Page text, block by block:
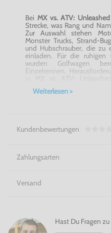
Bei MX vs. ATV:
Strecke, was Rang und
Zur Auswahl stehen
Monster Trucks, Strand-
und Hubschrauber, die zu
einladen. Für die ruhigen
wurden Golfwagen
Einzelrennen,
Einstieg und bringen im
Action auf den
Fahrzeuge tunen und an
Freeride-Modus können
nächsten Championship-
der Physik-Engine
und ist nicht nur etwas für
Weiterlesen >
Kundenbewertungen
Zahlungsarten
Versand
Hast Du Fragen